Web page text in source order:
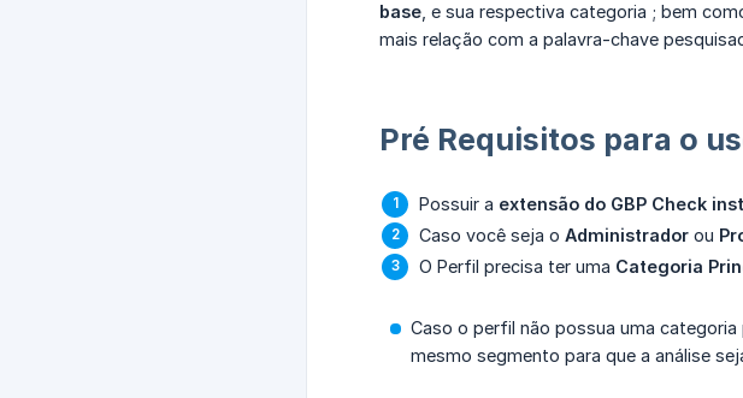
base , e sua respectiva categoria ; bem
mais relação com a palavra-chave
Pré Requisitos para o
Possuir a extensão do GBP Check
Caso você seja o Administrador ou
O Perfil precisa ter uma Categoria
Caso o perfil não possua uma
mesmo segmento para que a análise